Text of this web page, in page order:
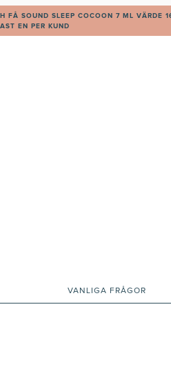
FÅ SOUND SLEEP COCOON 7 ML VÄRDE
EN PER KUND
VANLIGA FRÅGOR